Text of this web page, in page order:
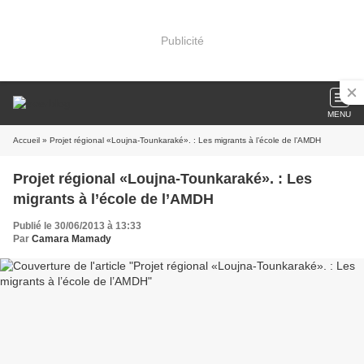
Publicité
MENU
Accueil » Projet régional «Loujna-Tounkaraké». : Les migrants à l’école de l’AMDH
Projet régional «Loujna-Tounkaraké». : Les
migrants à l’école de l’AMDH
Publié le 30/06/2013 à 13:33
Par Camara Mamady